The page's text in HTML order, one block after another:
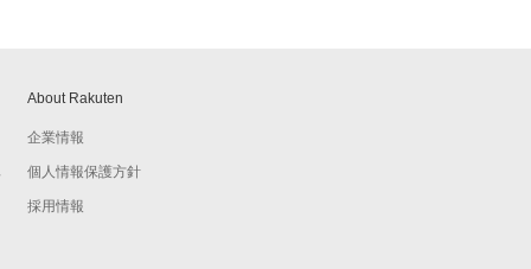
About Rakuten
企業情報
個人情報保護方針
採用情報